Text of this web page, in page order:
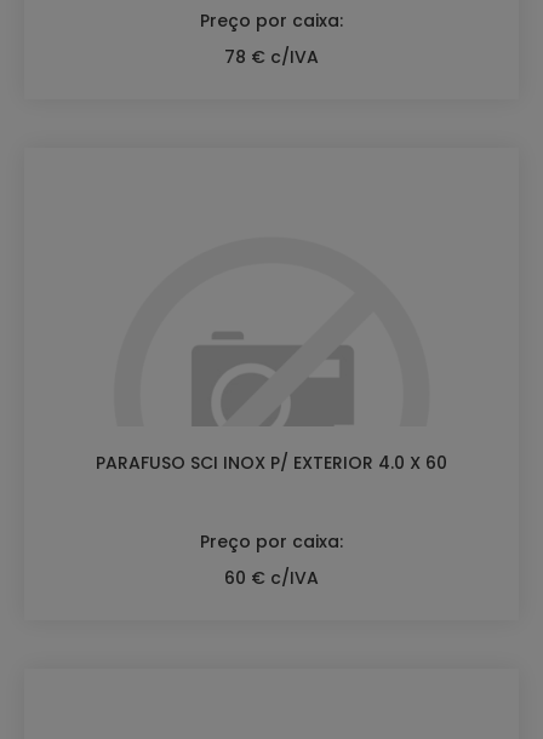
Preço por caixa:
78 € c/IVA
PARAFUSO SCI INOX P/ EXTERIOR 4.0 X 60
Preço por caixa:
60 € c/IVA